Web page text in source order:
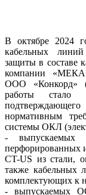
В октябре 2024
кабельных
защиты в составе
компании
ООО «Конкорд»
работы стало
нормативным
системы ОКЛ
-
перфорированных
CT-US из стали,
также кабельных
комплектующих к
- выпускаемых